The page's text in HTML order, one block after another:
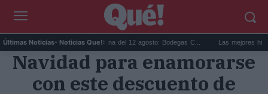
Últimas Noticias- Noticias Que!:
Eclipse solar en Cariñena del 12 agosto: Bodegas C... Las mejores
Navidad para enamorarse
con este descuento de